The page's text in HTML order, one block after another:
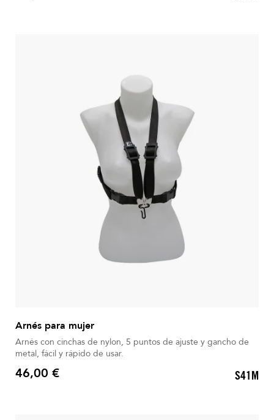
Arnés para mujer
Arnés con cinchas de nylon, 5 puntos de ajuste y gancho de
metal, fácil y rápido de usar.
Precio
46,00 € S41M